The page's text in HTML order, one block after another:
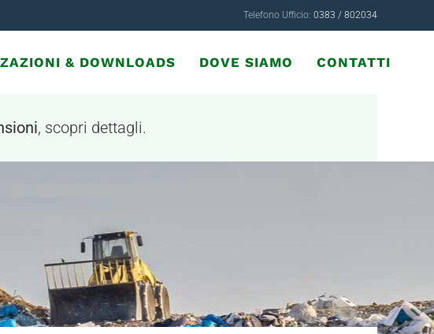
Telefono Ufficio: 0383 / 802034
& DOWNLOADS DOVE SIAMO CONTATTI
, scopri dettagli.